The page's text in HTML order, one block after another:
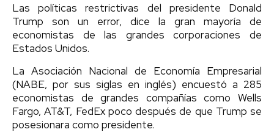
Las políticas restrictivas del presidente Donald
Trump son un error, dice la gran mayoría de
economistas de las grandes corporaciones de
Estados Unidos.
La Asociación Nacional de Economía Empresarial
(NABE, por sus siglas en inglés) encuestó a 285
economistas de grandes compañías como Wells
Fargo, AT&T, FedEx poco después de que Trump se
posesionara como presidente.